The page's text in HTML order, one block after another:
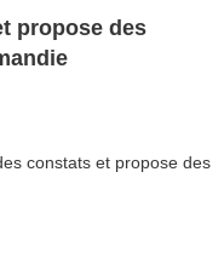
propose des